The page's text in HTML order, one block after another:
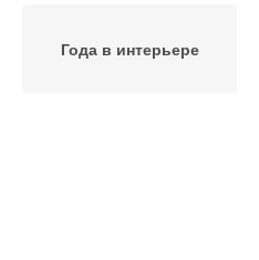
Года в интерьере